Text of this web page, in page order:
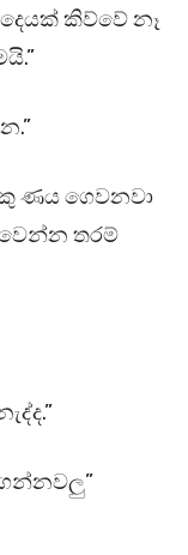
කිව්වේ නෑ
ණය ගෙවනවා
තරම්